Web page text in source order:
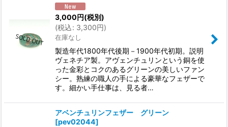
3,000円(税別)
(税込: 3,300円)
在庫なし
製造年代1800年代後期－1900年代初期。説明
ヴェネチア製。アヴェンチュリンという銅を使
った金彩とコクのあるグリーンの美しいファン
シー。熟練の職人の手による豪華なフェザーで
す。細かい手仕事は、見る者…
アベンチュリンフェザー グリーン
[pev02044]